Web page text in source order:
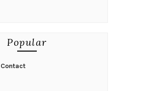
Popular
Contact